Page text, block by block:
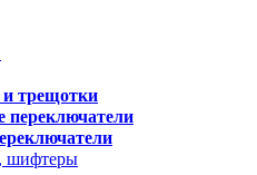
трещотки
переключатели
шифтеры